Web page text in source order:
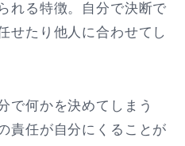
れる特徴。自分で決断で
せたり他人に合わせてし
で何かを決めてしまう
責任が自分にくることが